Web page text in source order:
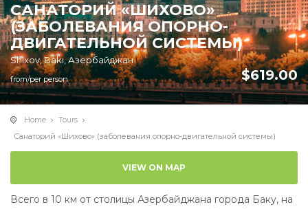
САНАТОРИЙ «ШИХОВО»
(ЗАБОЛЕВАНИЯ ОПОРНО-
ДВИГАТЕЛЬНОЙ СИСТЕМЫ)
Shıxov, Bakı, Азербайджан
from/per person $619.00
Home
Tours
Санаторий «Шихово» (заболевания опорно-двигательной системы)
VIEW ON MAP
Всего в 10 км от столицы Азербайджана города Баку, на